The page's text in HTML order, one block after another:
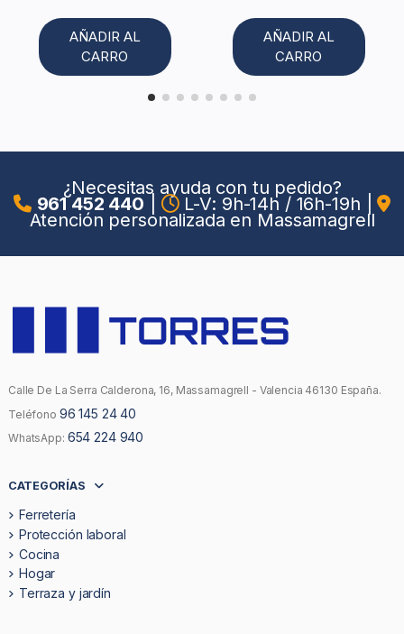
AÑADIR AL
CARRO
AÑADIR AL
CARRO
¿Necesitas ayuda con tu pedido?
961 452 440 L-V: 9h-14h / 16h-19h
Atención personalizada en Massamagrell
Calle De La Serra Calderona, 16, Massamagrell - Valencia 46130 España.
Teléfono 96 145 24 40
WhatsApp: 654 224 940
CATEGORÍAS
Ferretería
Protección laboral
Cocina
Hogar
Terraza y jardín